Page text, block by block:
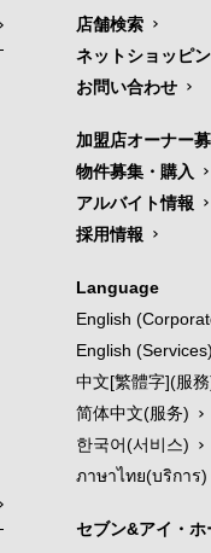
店舗検索
ネットショッピ
お問い合わせ
加盟店オーナー
物件募集・購入
アルバイト情報
採用情報
Language
English
English (Services)
中文[繁體字](服
简体中文(服务)
한국어(서비스)
ภาษาไทย(บริการ)
セブン&アイ・ホ